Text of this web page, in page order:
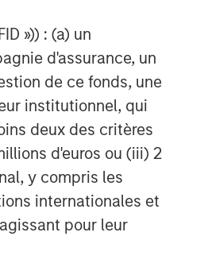
»)) : (a) un
d'assurance, un
de ce fonds, une
institutionnel, qui
deux des critères
d'euros ou (iii) 2
y compris les
internationales et
pour leur